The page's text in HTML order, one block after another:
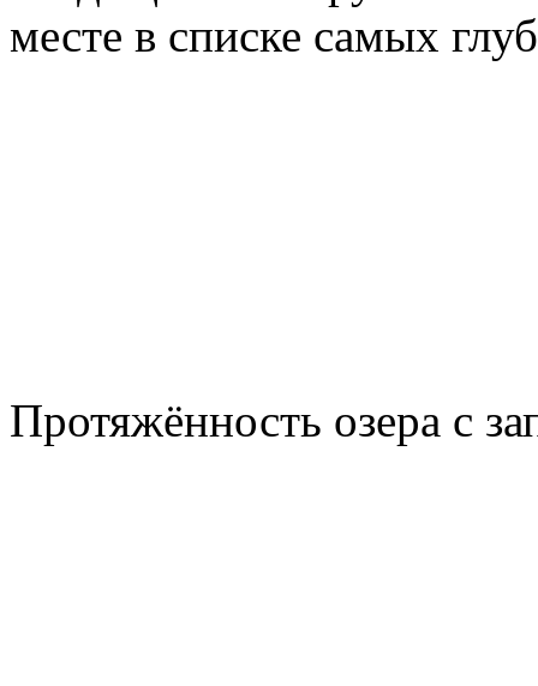
месте в списке самых
Протяжённость озера с